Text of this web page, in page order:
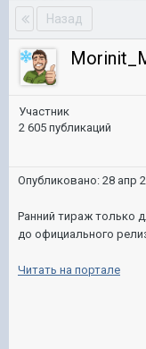
Назад
Участник
2 605 публикаций
Опубликовано: 28 апр
Ранний тираж только
до официального
Читать на портале